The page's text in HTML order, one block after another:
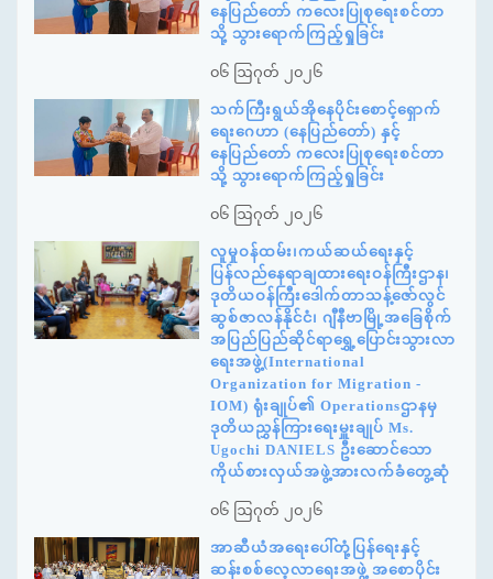
နေပြည်တော် ကလေးပြုစုရေးစင်တာ
သို့ သွားရောက်ကြည့်ရှုခြင်း
၀၆ ဩဂုတ် ၂၀၂၆
သက်ကြီးရွယ်အိုနေပိုင်းစောင့်ရှောက်
ရေးဂေဟာ (နေပြည်တော်) နှင့်
နေပြည်တော် ကလေးပြုစုရေးစင်တာ
သို့ သွားရောက်ကြည့်ရှုခြင်း
၀၆ ဩဂုတ် ၂၀၂၆
လူမှုဝန်ထမ်း၊ကယ်ဆယ်ရေးနှင့်
ပြန်လည်နေရာချထားရေးဝန်ကြီးဌာန၊
ဒုတိယဝန်ကြီးဒေါက်တာသန့်ဇော်လွင်
ဆွစ်ဇာလန်နိုင်ငံ၊ ဂျီနီဗာမြို့အခြေစိုက်
အပြည်ပြည်ဆိုင်ရာရွှေ့ပြောင်းသွားလာ
ရေးအဖွဲ့(International
Organization for Migration -
IOM) ရုံးချုပ်၏ Operationsဌာနမှ
ဒုတိယညွှန်ကြားရေးမှူးချုပ် Ms.
Ugochi DANIELS ဦးဆောင်သော
ကိုယ်စားလှယ်အဖွဲ့အားလက်ခံတွေ့ဆုံ
၀၆ ဩဂုတ် ၂၀၂၆
အာဆီယံအရေးပေါ်တုံ့ပြန်ရေးနှင့်
ဆန်းစစ်လေ့လာရေးအဖွဲ့ အစောပိုင်း